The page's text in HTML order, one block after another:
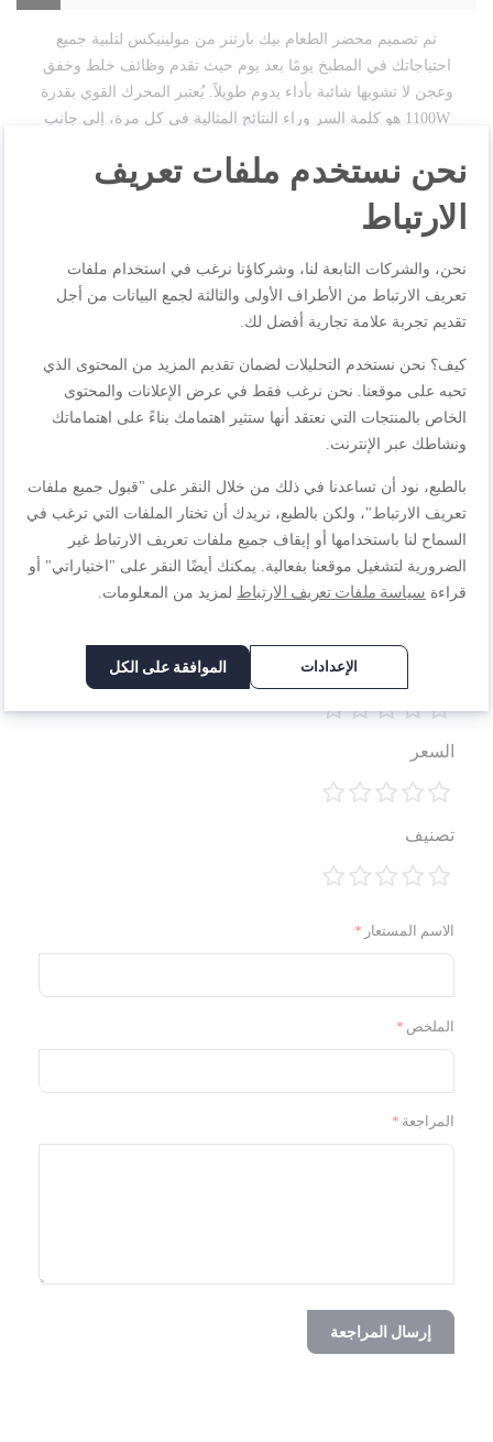
المراجعات
اكتب مراجعتك الخاصة
أنت تراجع:
محضر طعام Bake Partner بقوة 11100 وات, خلاط قائم,
نجمة
نجوم
نجوم
نجوم
نجوم
السعر
نجمة
نجوم
نجوم
نجوم
نجوم
تصنيف
نجمة
نجوم
نجوم
نجوم
نجوم
الاسم المستعار
الملخص
المراجعة
إرسال المراجعة
تم تصميم محضر الطعام بيك بارتنر من مولينيكس لتلبية جميع
احتياجاتك في المطبخ يومًا بعد يوم حيث تقدم وظائف خلط وخفق
وعجن لا تشوبها شائبة بأداء يدوم طويلاً. يُعتبر المحرك القوي بقدرة
1100W هو كلمة السر وراء النتائج المثالية في كل مرة، إلى جانب
ومتجانس. استكشف مزايا السعة الكبيرة التي تبلغ 4.6L لتحضير
بياض البيض أو 40 كب كيك أو 3 عجائن بيتزا كبيرة الحجم!
مواصفات المنتجات
نحن نستخدم ملفات تعريف
الارتباط
نحن، والشركات التابعة لنا، وشركاؤنا نرغب في استخدام ملفات
تعريف الارتباط من الأطراف الأولى والثالثة لجمع البيانات من أجل
تقديم تجربة علامة تجارية أفضل لك.
كيف؟ نحن نستخدم التحليلات لضمان تقديم المزيد من المحتوى الذي
تحبه على موقعنا. نحن نرغب فقط في عرض الإعلانات والمحتوى
الخاص بالمنتجات التي نعتقد أنها ستثير اهتمامك بناءً على اهتماماتك
ونشاطك عبر الإنترنت.
بالطبع، نود أن تساعدنا في ذلك من خلال النقر على "قبول جميع ملفات
تعريف الارتباط"، ولكن بالطبع، نريدك أن تختار الملفات التي ترغب في
السماح لنا باستخدامها أو إيقاف جميع ملفات تعريف الارتباط غير
الضرورية لتشغيل موقعنا بفعالية. يمكنك أيضًا النقر على "اختياراتي" أو
قراءة سياسة ملفات تعريف الارتباط لمزيد من المعلومات.
الإعدادات الموافقة على الكل